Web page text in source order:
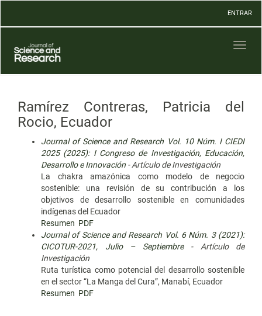
Contenido
Barra
lateral
ENTRAR
Ramírez Contreras, Patricia del
Rocio, Ecuador
Journal of Science and Research Vol. 10 Núm. I CIEDI
2025 (2025): I Congreso de Investigación, Educación,
Desarrollo e Innovación - Artículo de Investigación
La chakra amazónica como modelo de negocio
sostenible: una revisión de su contribución a los
objetivos de desarrollo sostenible en comunidades
indígenas del Ecuador
Resumen PDF
Journal of Science and Research Vol. 6 Núm. 3 (2021):
CICOTUR-2021, Julio – Septiembre- Artículo de
Investigación
Ruta turística como potencial del desarrollo sostenible
en el sector “La Manga del Cura”, Manabí, Ecuador
Resumen PDF